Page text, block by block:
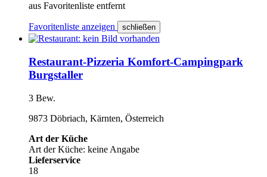
aus Favoritenliste entfernt
Favoritenliste anzeigen schließen
Restaurant-Pizzeria Komfort-Campingpark
Burgstaller
3 Bew.
9873 Döbriach, Kärnten, Österreich
Art der Küche
Art der Küche: keine Angabe
Lieferservice
18